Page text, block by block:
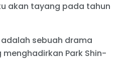
akan tayang pada tahun
adalah sebuah drama
Park Shin-